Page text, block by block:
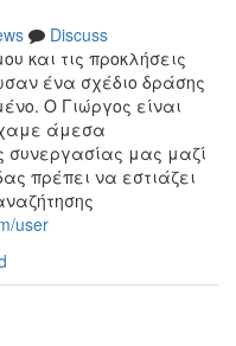
Discuss
και τις προκλήσεις
ένα σχέδιο δράσης
Ο Γιώργος είναι
άμεσα
μας μαζί
πρέπει να εστιάζει
user